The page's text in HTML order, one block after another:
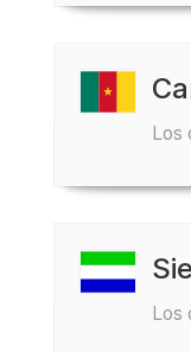
Los
Los